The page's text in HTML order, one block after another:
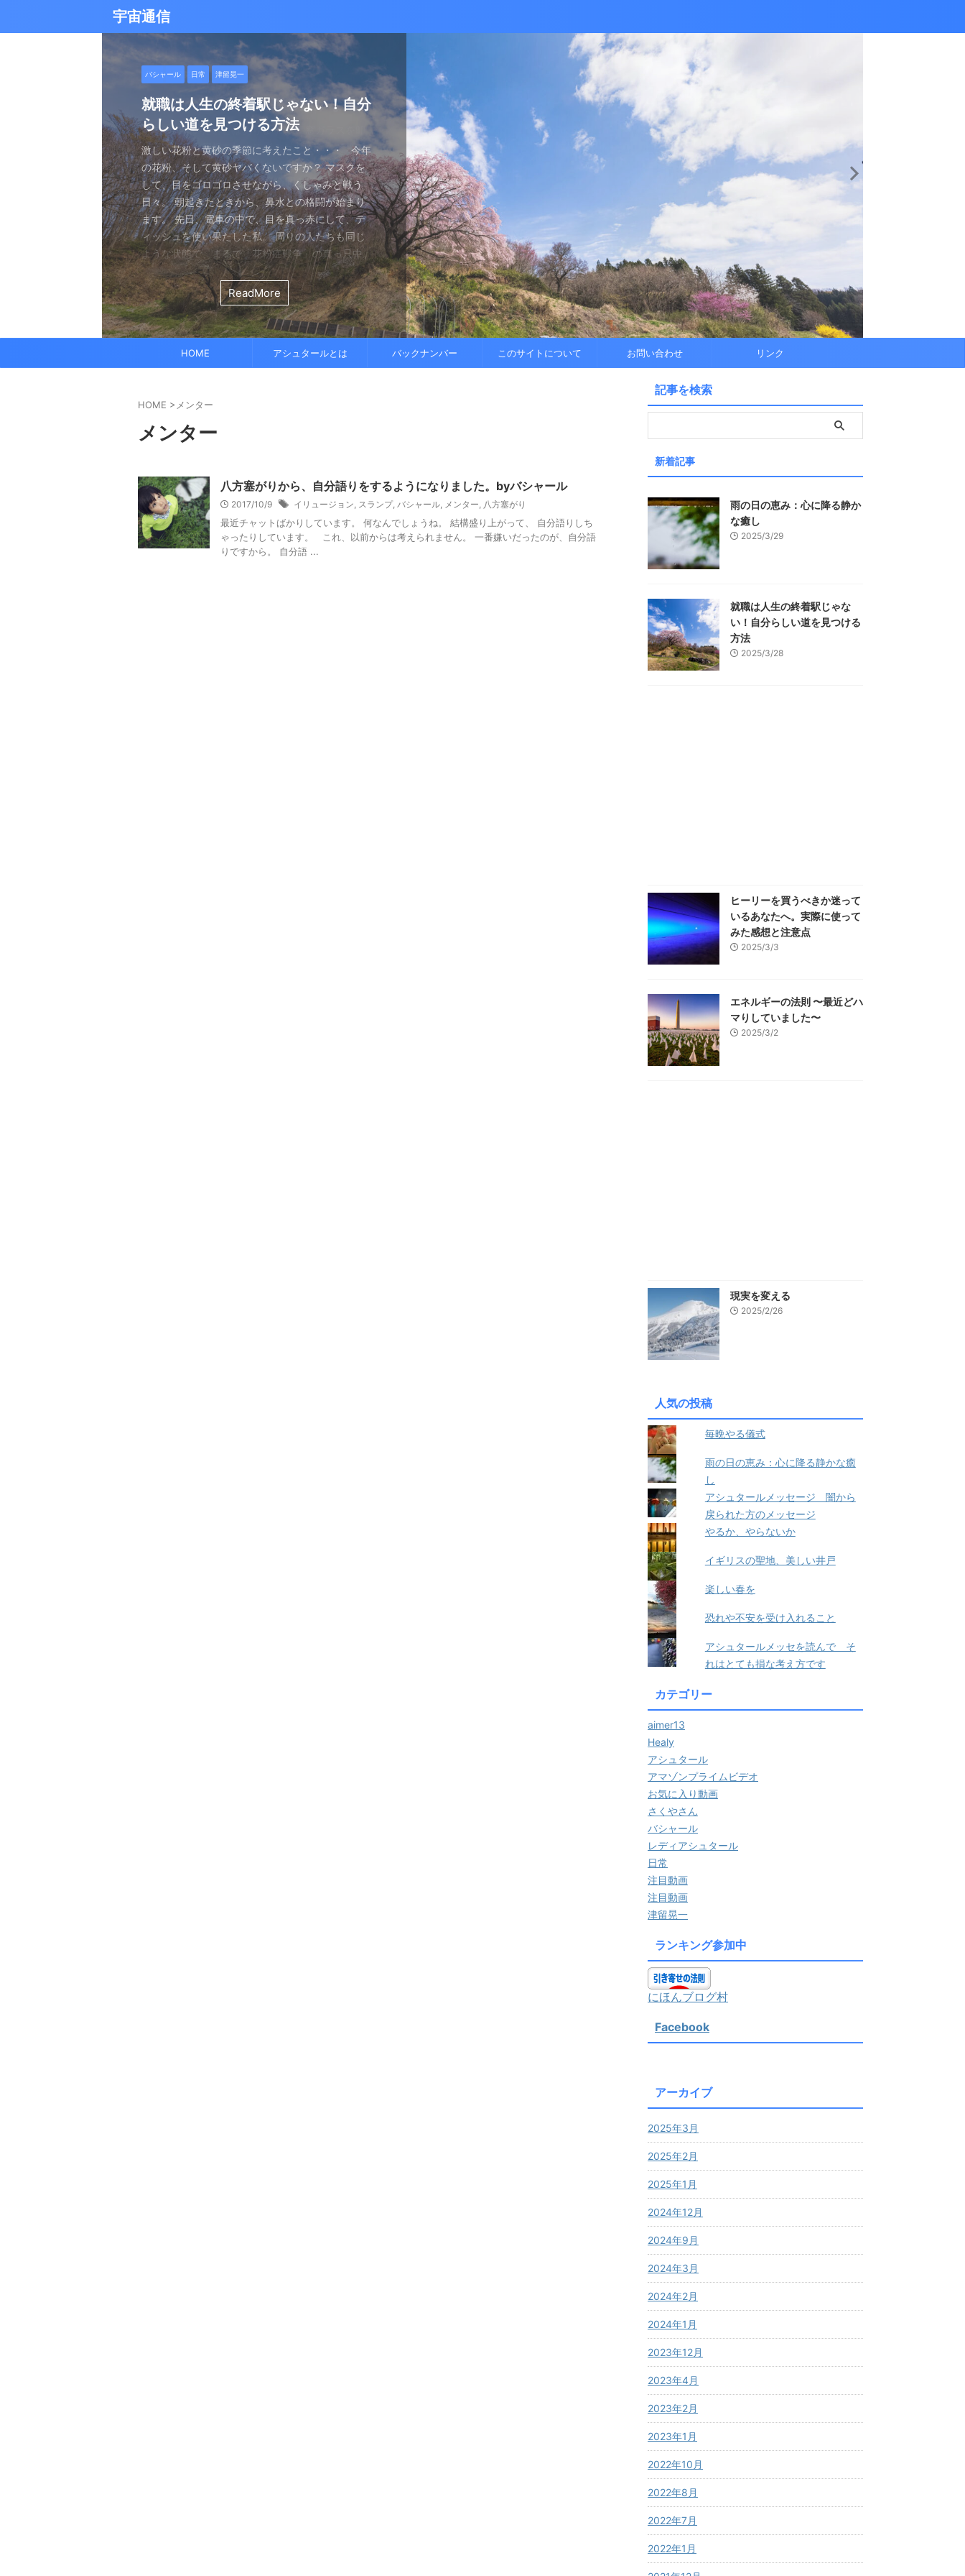
宇宙通信
日常 津留晃一
雨の日の恵み：心に降る静かな癒し
雨の音を聞いたことはありますか？ 窓ガラスを叩
く優しい音、屋根を打つリズミカルな音、 そして
地面に落ちる繊細な音。 それぞれが奏でるハーモ
ニーは、 私たちの心に特別な空間を作り出してく
れます。 雨は大地だけでなく、心も潤す 今日は何
となく、 降り続ける雨を眺めていました。 最初は
予定していた釣りができなくなり、少し残念に思い
ました。 でも、温かいコーヒーを入れ、 窓辺に座
って雨景色を眺めていると、不思議と心が落ち着い
てきたのです。 雨は自然界の浄化装置です。 土埃
を洗い流し、植物に命の水を与え、空気を清 ...
ReadMore
バシャール 日常 津留晃一
就職は人生の終着駅じゃない！自分
らしい道を見つける方法
激しい花粉と黄砂の季節に考えたこと・・・ 今年
の花粉、そして黄砂ヤバくないですか？ マスクを
して、目をゴロゴロさせながら、くしゃみと戦う
日々。 朝起きたときから、鼻水との格闘が始まり
ます。 先日、電車の中で、目を真っ赤にして、テ
ィッシュを使い果たした私。 周りの人たちも同じ
ような状態で、まるで「花粉症戦争」の真っ只中。
そんな辛い朝、ふと考えました。 この花粉症との
戦いって、進学や就職前の気持ちに似ているな、
と。 先の見えない不安、どうしようもない状況、
でも、どこかで希望を感じる——そんな ...
ReadMore
Healy 日常
ヒーリーを買うべきか迷っているあ
なたへ。実際に使ってみた感想と注
意点
近年、Healy（ヒーリー）という量子波動調整器が
注目を集めています。 私自身もこのデバイスを2年
以上前に購入し、所有しており、 その使用経験を
踏まえて、さらに詳しくお伝えしたいと思います。
Healyの仕組みと機能 Healyは、微弱な電流と周波
数を用いて、 心身のバランスを整えることを目的
としたウェアラブルデバイスです。 専用のアプリ
と連携し、電極を介して身体に微弱な電流を流すこ
とで、 個人の必要とする周波数を分析・適用しま
す。 これにより、エネルギーバランスを整えると
ReadMore
バシャール 日常
エネルギーの法則 〜最近どハマり
していました〜
最近、めちゃくちゃYouTubeやSNSを見ていたの
ですが、 気づいたら政治とか社会問題のニュース
ばかり見ていました。 特にトランプの発言やDSの
悪行、財務省解体、１０３万円の壁など・・・・。
別にそれを見て何かが解決できるわけではないの
に、 どんどんハマってしまいました。 なんだか、
自分の心のモヤモヤを代弁してくれる感じがするの
でしょうか？ つい次々と見てしまうのです。 そし
て、気づいたら めちゃくちゃ波動が下がっていま
した！（笑） どうして気づいたのかといえば ...
ReadMore
日常
現実を変える
最近疲れ気味です。 というのも、現実とは何か？
結構悩むんですよね。 自分の理想の姿を考える
と、 今、全然そうなっていない。 地位も名誉もな
い。お金もない。自由もない（笑） でもねぇ、 た
まにそれでもいいわと思える時もあるんです。 そ
んなことは問題じゃなくて、 今ここに生きている
ことだけで幸せという時がある。 それは、どうい
うときかといえば 今ここにいる時 今に集中して、
今を楽しんでいるとき。 先日ワカサギ釣りに行き
ました。 氷に穴をあけて糸を垂らすやつ。 &nb ...
ReadMore
日常
今、ここにいること
２０２５年あけましておめでとうございます。 今
年もよろしくお願い致します。 とはいえ、近年お
正月という感覚はありませんね。 いつの間にか年
が明けて、 いつの間にか過ぎ去っていく。 なんて
書くと、新年から暗いかな（笑） まあ、それだけ
歳をとったということでしょう。 昨年末は結構忙
しくてきつかったのですが、 年始は暇。 暇になる
と思うことはありますよね。 自分は今ここを生き
ているのか？ 我々の現実は今ここだけなのです
が、 未来を見ちゃったり、過去を悔んだり &nbsp
...
ReadMore
Healy 日常 津留晃一
もしかしてだけどHealy（量子波動
調整器）のせいなの？
ちょっと前に 最近ヒーリー（Healy）つかってない
なー みたいなブログを書いたと思います。 Healy
とは Healyはドイツで研究開発され、製造された最
新の人工知能を利用した 健康をサポートする製品
です。 弱い電気パルスを使用して体をよりバラン
スのとれた状態にする、 周波数応用のアイデアに
基づいて設計された小型の電子デバイスです。 細
胞レベルで人体を調整し、健康的な生活をサポート
します。 そうなんです。 あんまり使っていませ
ん。 というのも しばらく意欲というか、やる気が
なくて だらだら ...
ReadMore
日常
iPad 第10世代買いました
アマゾンのブラックフライデー Ipadが安くなって
いましたね。 ということで第１０世代（無印）購
入してしまいました。 これで今まで使っていた
ipad Pro(初代）とはおさらばです。 特に困ってい
たわけでもなく、iPad自体はほとんど使っていなか
ったので 変えなくても良かったのですが、 気分で
す（笑） こういうの重要ですよね。 気分が乗った
からやるというノリ。 実際変えてみてUSBーC端
子はすごくいい。 Lightningの呪縛から解放される
のだけでも めちゃくちゃいい。 &n ...
ReadMore
Healy 日常
久し振りにHealy（ヒーリー）量子
波動調整器について
久しぶりにHealy（ヒーリー）量子波動調整器につ
いて触れてみる。 こちら小さい割には結構高いデ
バイスです。 買う時も結構迷いました。 でもねぇ
やっぱり限られた人生 波動を良くして豊かな人生
を送りたいじゃないですか。 だから、多少の投資
は仕方ないし 試してみないとわからないと購入し
ました。 それでです。 一年ぐらいはほどほどに使
っていたのはいたのですが、 やはり実感がね。 良
くなっているという実感が乏しい。 これ、たぶん
宗教と同じで 一人でやっているからだと思う。 近
くに何人か使っている人がいれば、 体 ...
ReadMore
日常
大谷さんの通訳、水原さんの解雇に
思う
ちょっとびっくりしました。 多分今、かなり有名
な通訳だと思う水原さんが解雇されたようです。
それも違法賭博か・・・ 違法かどうかは別として
賭博が原因で解雇とは・・・ とってもつらい。 自
分は特に野球が好きとか 大谷さんが好きというな
わけではないし、 水原さんに思い入れがあるわけ
でもない。 でもねえ・・・ 今の水原さんの気持ち
を考えるとなんかつらい。 というのも、多額の借
金を背負いながら 何とかしたいと日々思いながら
一生懸命仕事していたわけでしょ。 ...
ReadMore
HOME アシュタールとは バックナンバー このサイトについて お問い合わせ リンク
HOME > メンター
メンター
八方塞がりから、自分語りをするようになりました。byバシャール
2017/10/9 イリュージョン, スランプ, バシャール, メンター, 八方塞がり
最近チャットばかりしています。 何なんでしょうね。 結構盛り上がって、 自分語りしち
ゃったりしています。 これ、以前からは考えられません。 一番嫌いだったのが、自分語
りですから。 自分語 ...
記事を検索
新着記事
雨の日の恵み：心に降る静か
な癒し
2025/3/29
就職は人生の終着駅じゃな
い！自分らしい道を見つける
方法
2025/3/28
ヒーリーを買うべきか迷って
いるあなたへ。実際に使って
みた感想と注意点
2025/3/3
エネルギーの法則 〜最近どハ
マりしていました〜
2025/3/2
現実を変える
2025/2/26
人気の投稿
毎晩やる儀式
雨の日の恵み：心に降る静かな癒
し
アシュタールメッセージ 闇から
戻られた方のメッセージ
やるか、やらないか
イギリスの聖地、美しい井戸
楽しい春を
恐れや不安を受け入れること
アシュタールメッセを読んで そ
れはとても損な考え方です
カテゴリー
aimer13
Healy
アシュタール
アマゾンプライムビデオ
お気に入り動画
さくやさん
バシャール
レディアシュタール
日常
注目動画
注目動画
津留晃一
ランキング参加中
にほんブログ村
Facebook
アーカイブ
2025年3月
2025年2月
2025年1月
2024年12月
2024年9月
2024年3月
2024年2月
2024年1月
2023年12月
2023年4月
2023年2月
2023年1月
2022年10月
2022年8月
2022年7月
2022年1月